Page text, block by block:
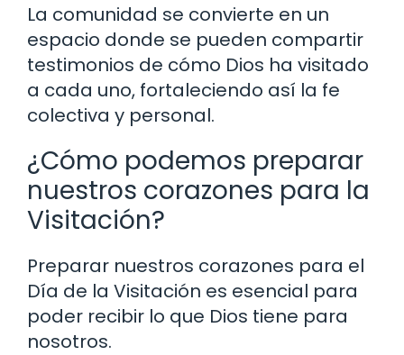
La comunidad se convierte en un
espacio donde se pueden compartir
testimonios de cómo Dios ha visitado
a cada uno, fortaleciendo así la fe
colectiva y personal.
¿Cómo podemos preparar
nuestros corazones para la
Visitación?
Preparar nuestros corazones para el
Día de la Visitación es esencial para
poder recibir lo que Dios tiene para
nosotros.